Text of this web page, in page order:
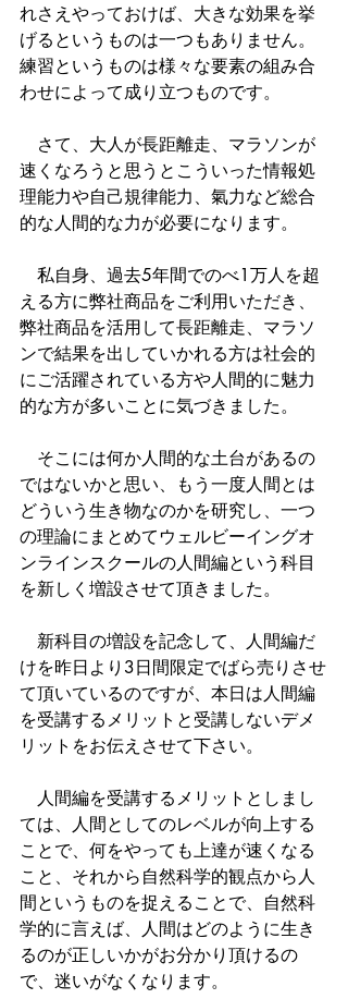
れさえやっておけば、大きな効果を挙
げるというものは一つもありません。
練習というものは様々な要素の組み合
わせによって成り立つものです。
さて、大人が長距離走、マラソンが
速くなろうと思うとこういった情報処
理能力や自己規律能力、氣力など総合
的な人間的な力が必要になります。
私自身、過去5年間でのべ1万人を超
える方に弊社商品をご利用いただき、
弊社商品を活用して長距離走、マラソ
ンで結果を出していかれる方は社会的
にご活躍されている方や人間的に魅力
的な方が多いことに気づきました。
そこには何か人間的な土台があるの
ではないかと思い、もう一度人間とは
どういう生き物なのかを研究し、一つ
の理論にまとめてウェルビーイングオ
ンラインスクールの人間編という科目
を新しく増設させて頂きました。
新科目の増設を記念して、人間編だ
けを昨日より3日間限定でばら売りさせ
て頂いているのですが、本日は人間編
を受講するメリットと受講しないデメ
リットをお伝えさせて下さい。
人間編を受講するメリットとしまし
ては、人間としてのレベルが向上する
ことで、何をやっても上達が速くなる
こと、それから自然科学的観点から人
間というものを捉えることで、自然科
学的に言えば、人間はどのように生き
るのが正しいかがお分かり頂けるの
で、迷いがなくなります。